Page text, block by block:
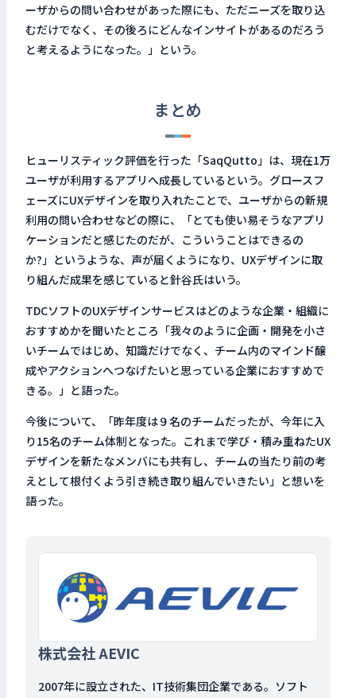
ーザからの問い合わせがあった際にも、ただニーズを取り込
むだけでなく、その後ろにどんなインサイトがあるのだろう
と考えるようになった。」という。
まとめ
ヒューリスティック評価を行った「SaqQutto」は、現在1万
ユーザが利用するアプリへ成長しているという。グロースフ
ェーズにUXデザインを取り入れたことで、ユーザからの新規
利用の問い合わせなどの際に、「とても使い易そうなアプリ
ケーションだと感じたのだが、こういうことはできるの
か?」というような、声が届くようになり、UXデザインに取
り組んだ成果を感じていると針谷氏はいう。
TDCソフトのUXデザインサービスはどのような企業・組織に
おすすめかを聞いたところ「我々のように企画・開発を小さ
いチームではじめ、知識だけでなく、チーム内のマインド醸
成やアクションへつなげたいと思っている企業におすすめで
きる。」と語った。
今後について、「昨年度は９名のチームだったが、今年に入
り15名のチーム体制となった。これまで学び・積み重ねたUX
デザインを新たなメンバにも共有し、チームの当たり前の考
えとして根付くよう引き続き取り組んでいきたい」と想いを
語った。
株式会社 AEVIC
2007年に設立された、IT技術集団企業である。ソフト